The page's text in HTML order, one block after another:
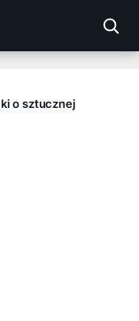
o sztucznej